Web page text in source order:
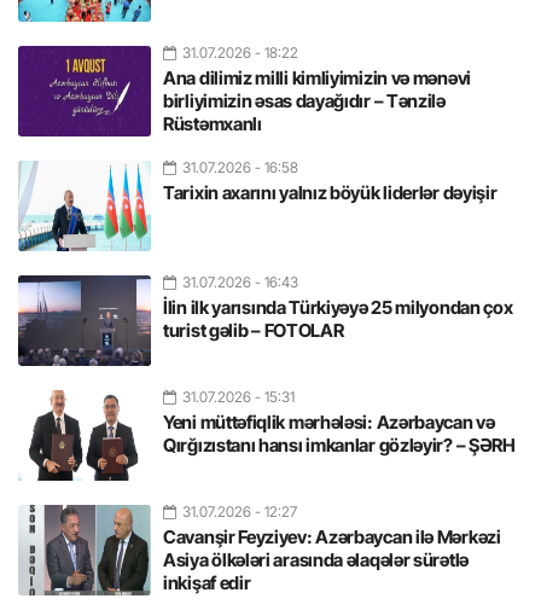
31.07.2026 - 18:22
Ana dilimiz milli kimliyimizin və mənəvi
birliyimizin əsas dayağıdır – Tənzilə
Rüstəmxanlı
31.07.2026 - 16:58
Tarixin axarını yalnız böyük liderlər dəyişir
31.07.2026 - 16:43
İlin ilk yarısında Türkiyəyə 25 milyondan çox
turist gəlib – FOTOLAR
31.07.2026 - 15:31
Yeni müttəfiqlik mərhələsi: Azərbaycan və
Qırğızıstanı hansı imkanlar gözləyir? – ŞƏRH
31.07.2026 - 12:27
Cavanşir Feyziyev: Azərbaycan ilə Mərkəzi
Asiya ölkələri arasında əlaqələr sürətlə
inkişaf edir